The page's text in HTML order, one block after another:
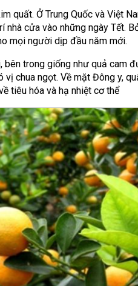
quất. Ở Trung Quốc và Việt
cửa vào những ngày Tết.
mọi người dịp đầu năm mới.
trong giống như quả cam
vị chua ngọt. Về mặt Đông y,
tiêu hóa và hạ nhiệt cơ thể